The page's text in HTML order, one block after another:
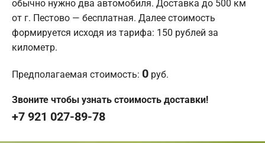
обычно нужно два автомобиля. Доставка до 500 км
от г. Пестово — бесплатная. Далее стоимость
формируется исходя из тарифа: 150 рублей за
километр.
Предполагаемая стоимость: 0 руб.
Звоните чтобы узнать стоимость доставки!
+7 921 027-89-78